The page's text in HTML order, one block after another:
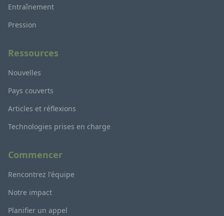
Entraînement
Pression
Ressources
Nouvelles
Pays couverts
Articles et réflexions
Technologies prises en charge
Commencer
Rencontrez l'équipe
Notre impact
Planifier un appel